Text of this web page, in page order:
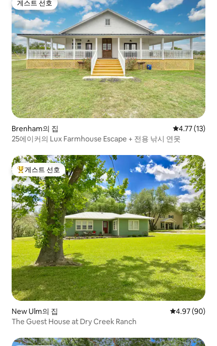
게스트 선호
게스트 선호
Brenham의 집 평점 4.77점
4.77 (13)
25에이커의 Lux Farmhouse Escape + 전용 낚시 연못
상위 게스트 선호
게스트 선호
New Ulm의 집 평점 4.97점(5
4.97 (90)
The Guest House at Dry Creek Ranch